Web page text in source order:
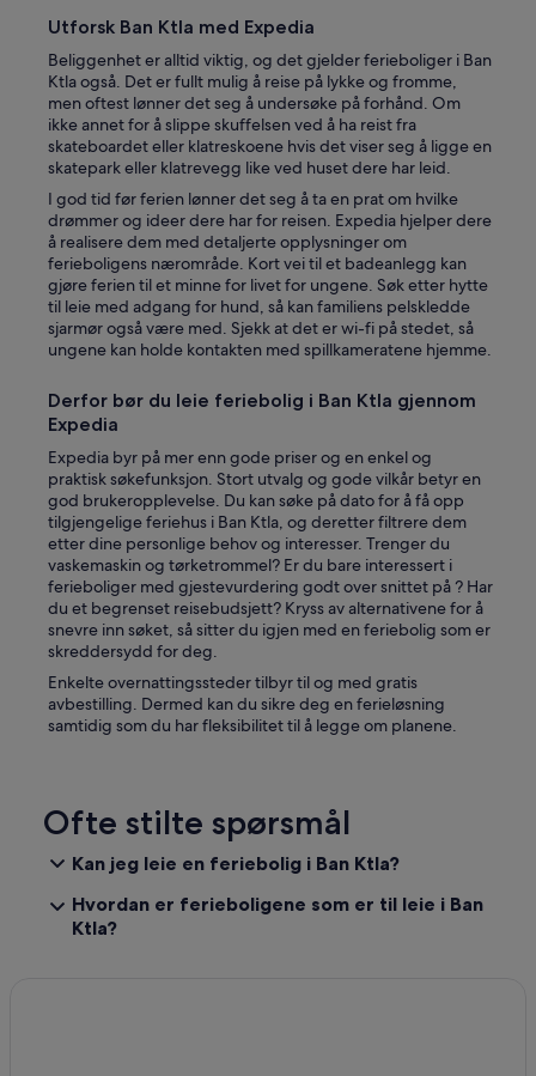
Utforsk Ban Ktla med Expedia
Beliggenhet er alltid viktig, og det gjelder ferieboliger i Ban
Ktla også. Det er fullt mulig å reise på lykke og fromme,
men oftest lønner det seg å undersøke på forhånd. Om
ikke annet for å slippe skuffelsen ved å ha reist fra
skateboardet eller klatreskoene hvis det viser seg å ligge en
skatepark eller klatrevegg like ved huset dere har leid.
I god tid før ferien lønner det seg å ta en prat om hvilke
drømmer og ideer dere har for reisen. Expedia hjelper dere
å realisere dem med detaljerte opplysninger om
ferieboligens nærområde. Kort vei til et badeanlegg kan
gjøre ferien til et minne for livet for ungene. Søk etter hytte
til leie med adgang for hund, så kan familiens pelskledde
sjarmør også være med. Sjekk at det er wi-fi på stedet, så
ungene kan holde kontakten med spillkameratene hjemme.
Derfor bør du leie feriebolig i Ban Ktla gjennom
Expedia
Expedia byr på mer enn gode priser og en enkel og
praktisk søkefunksjon. Stort utvalg og gode vilkår betyr en
god brukeropplevelse. Du kan søke på dato for å få opp
tilgjengelige feriehus i Ban Ktla, og deretter filtrere dem
etter dine personlige behov og interesser. Trenger du
vaskemaskin og tørketrommel? Er du bare interessert i
ferieboliger med gjestevurdering godt over snittet på ? Har
du et begrenset reisebudsjett? Kryss av alternativene for å
snevre inn søket, så sitter du igjen med en feriebolig som er
skreddersydd for deg.
Enkelte overnattingssteder tilbyr til og med gratis
avbestilling. Dermed kan du sikre deg en ferieløsning
samtidig som du har fleksibilitet til å legge om planene.
Ofte stilte spørsmål
Kan jeg leie en feriebolig i Ban Ktla?
Hvordan er ferieboligene som er til leie i Ban
Ktla?